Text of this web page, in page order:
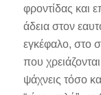
φροντίδας και
άδεια στον
εγκέφαλο, στο
που
ψάχνεις τόσο